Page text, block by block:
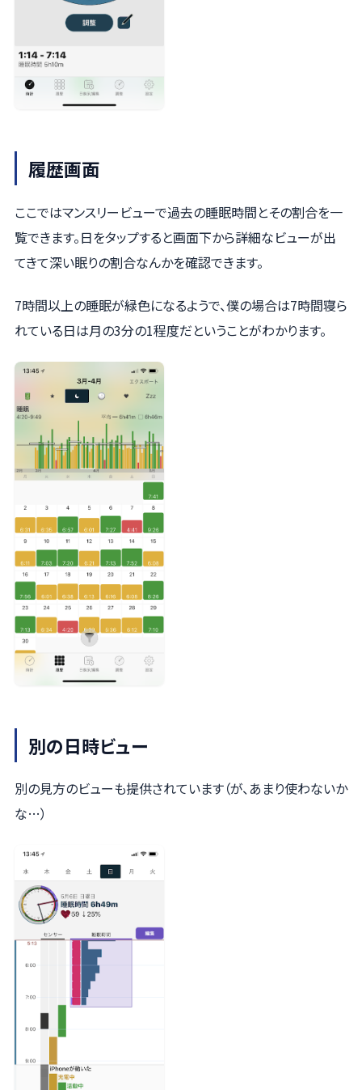
履歴画面
ここではマンスリービューで過去の睡眠時間とその割合を一
覧できます。日をタップすると画面下から詳細なビューが出
てきて深い眠りの割合なんかを確認できます。
7時間以上の睡眠が緑色になるようで、僕の場合は7時間寝ら
れている日は月の3分の1程度だということがわかります。
別の日時ビュー
別の見方のビューも提供されています（が、あまり使わないか
な…）